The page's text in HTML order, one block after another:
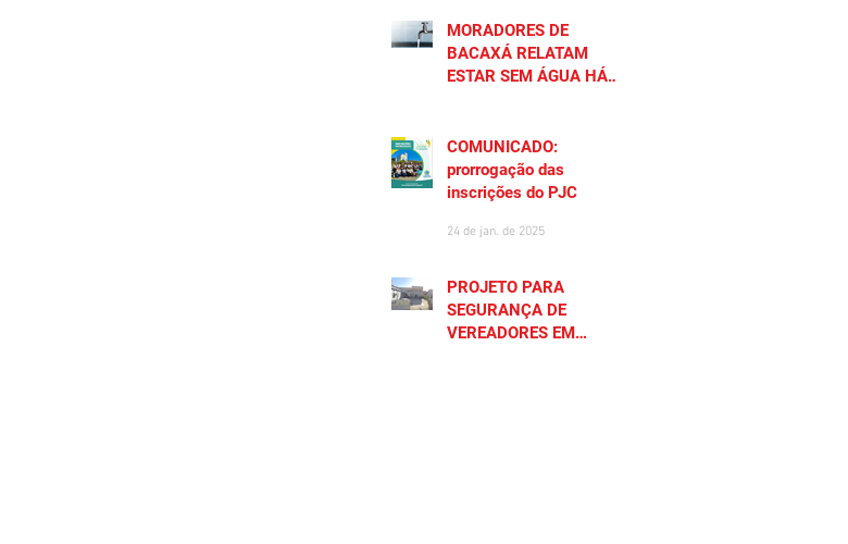
MORADORES DE
BACAXÁ RELATAM
ESTAR SEM ÁGUA HÁ
COMUNICADO:
prorrogação das
inscrições do PJC
24 de jan. de 2025
PROJETO PARA
SEGURANÇA DE
VEREADORES EM